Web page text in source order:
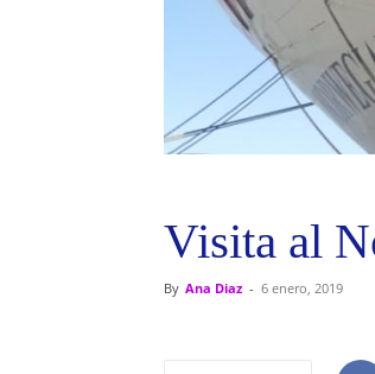
Visita al
By Ana Diaz - 6 enero, 2019